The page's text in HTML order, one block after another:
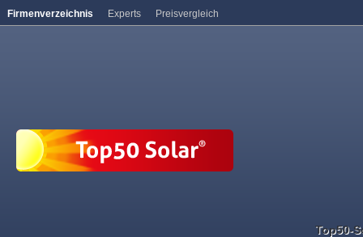
Top50-
Firmenverzeichnis Experts Preisvergleich